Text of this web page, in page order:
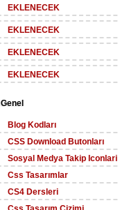
EKLENECEK
EKLENECEK
EKLENECEK
EKLENECEK
Genel
Blog Kodları
CSS Download Butonları
Sosyal Medya Takip Iconlari
Css Tasarımlar
CS4 Dersleri